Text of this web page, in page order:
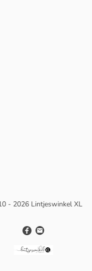
- 2026 Lintjeswinkel XL